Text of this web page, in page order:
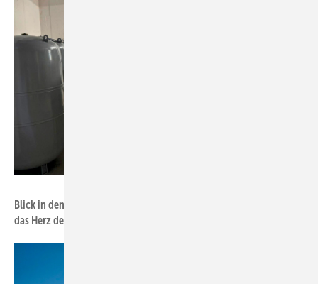
Blick in den Technikraum einer Anlage: Thermische Speicher sind
das Herz der Systemtechnik.